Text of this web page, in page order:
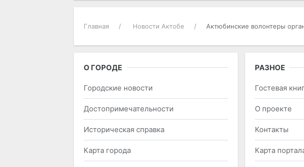
Главная Новости Актобе Актюбинские волонтеры
О ГОРОДЕ
Городские новости
Достопримечательности
Историческая справка
Карта города
РАЗНОЕ
Гостевая
О проекте
Контакты
Карта